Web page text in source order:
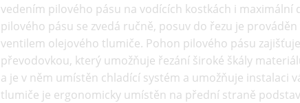
vedením pilového pásu na vodících kostkách i
pilového pásu se zvedá ručně, posuv do řezu je
ventilem olejového tlumiče. Pohon pilového pásu
převodovkou, který umožňuje řezání široké škály
a je v něm umístěn chladící systém a umožňuje instalaci
tlumiče je ergonomicky umístěn na přední straně